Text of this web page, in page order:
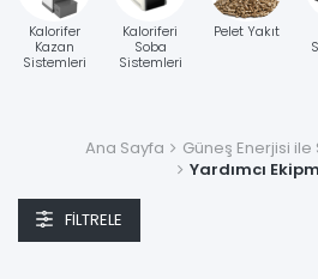
Kalorifer
Kazan
Sistemleri
Kaloriferi
Soba
Sistemleri
Pelet Yakıt
Ana Sayfa
Güneş Enerjisi ile
Yardımcı
FILTRELE